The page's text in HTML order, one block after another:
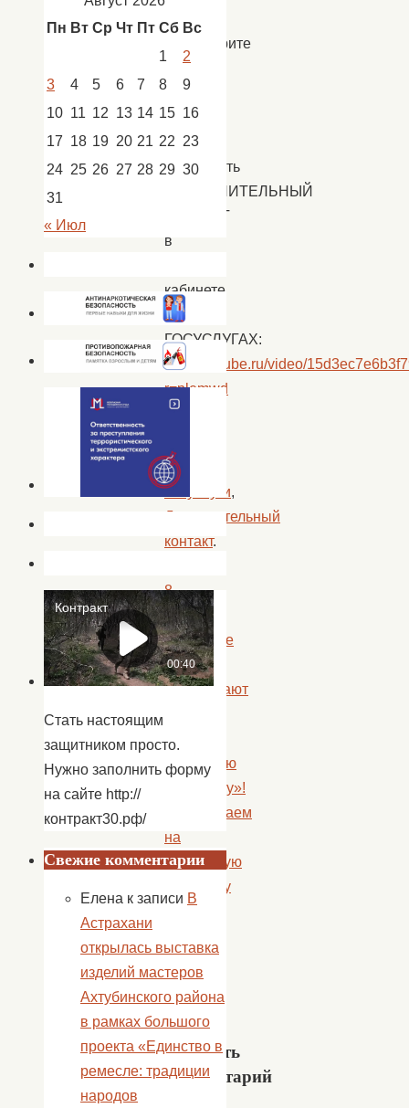
Новости
Посмотрите
видео
о
том,
как
установить
ДОПОЛНИТЕЛЬНЫЙ
КОНТАКТ
в
кабинете
на
ГОСУСЛУГАХ:
https://rutube.ru/video/
r=plemwd
Метки:
Госуслуги,
Дополнительный
контакт.
8
февраля
«Весёлые
пчёлки»
приглашают
на
«Снежную
вечеринку»!
Приглашаем
на
«Морозную
дискотеку
х»!
Добавить
комментарий
Пн Вт Ср Чт Пт Сб Вс
1
2
3
4 5 6 7 8
9
10 11 12 13 14 15 16
17 18 19 20 21 22 23
24 25 26 27 28 29 30
31
« Июл
Стать настоящим
защитником просто.
Нужно заполнить форму
на сайте http://
контракт30.рф/
Свежие комментарии
Елена к записи В
Астрахани
открылась выставка
изделий мастеров
Ахтубинского района
в рамках большого
проекта «Единство в
ремесле: традиции
народов